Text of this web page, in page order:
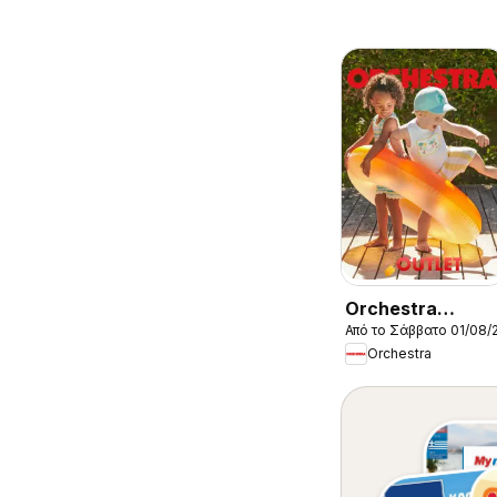
Orchestra
Kατάλογος
8/2026
Από το Σάββατο 01/08/
Orchestra